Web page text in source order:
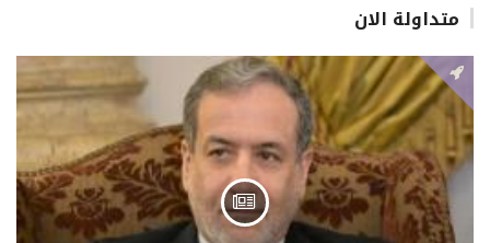
متداولة الان